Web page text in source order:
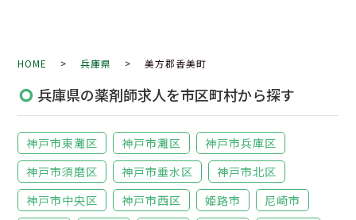
HOME >兵庫県 > 美方郡香美町
兵庫県の薬剤師求人を市区町村から探す
神戸市東灘区 神戸市灘区
神戸市兵庫区
神戸市須磨区
神戸市垂水区
神戸市北区
神戸市中央区
神戸市西区 姫路市
尼崎市